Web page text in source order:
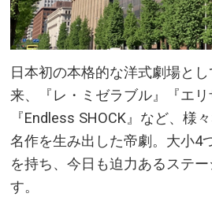
日本初の本格的な洋式劇場と
来、『レ・ミゼラブル』『エリ
『Endless SHOCK』など、様
名作を生み出した帝劇。大小4
を持ち、今日も迫力あるステ
す。